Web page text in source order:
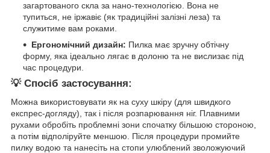
загартованого скла за нано-технологією. Вона не
тупиться, не іржавіє (як традиційні залізні леза) та
служитиме вам роками.
Ергономічний дизайн: Пилка має зручну обтічну
форму, яка ідеально лягає в долоню та не вислизає під
час процедури.
💡 Спосіб застосування:
Можна використовувати як на суху шкіру (для швидкого
експрес-догляду), так і після розпарювання ніг. Плавними
рухами обробіть проблемні зони спочатку більшою стороною,
а потім відполіруйте меншою. Після процедури промийте
пилку водою та нанесіть на стопи улюблений зволожуючий